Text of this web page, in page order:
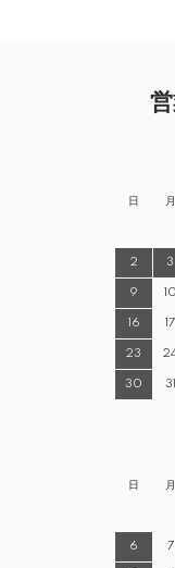
日 月
2 3
9 10
16 17
23
30 31
日 月
6 7